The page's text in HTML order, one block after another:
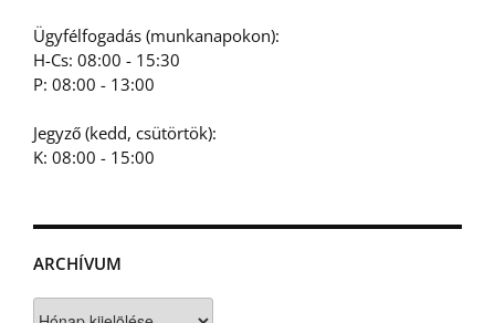
Ügyfélfogadás (munkanapokon):
H-Cs: 08:00 - 15:30
P: 08:00 - 13:00
Jegyző (kedd, csütörtök):
K: 08:00 - 15:00
ARCHÍVUM